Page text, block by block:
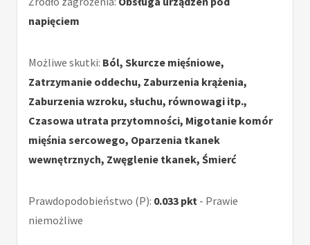
napięciem
Możliwe skutki: Ból, Skurcze mięśniowe,
Zatrzymanie oddechu, Zaburzenia krążenia,
Zaburzenia wzroku, słuchu, równowagi itp.,
Czasowa utrata przytomności, Migotanie komór
mięśnia sercowego, Oparzenia tkanek
wewnętrznych, Zwęglenie tkanek, Śmierć
Prawdopodobieństwo (P): 0.033 pkt - Prawie
niemożliwe